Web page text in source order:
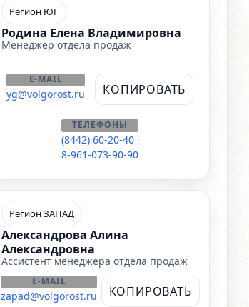
Регион ЮГ
Родина Елена Владимировна
Менеджер отдела продаж
E-MAIL
yg@volgorost.ru КОПИРОВАТЬ
ТЕЛЕФОНЫ
(8442) 60-20-40
8-961-073-90-90
Регион ЗАПАД
Александрова Алина
Александровна
Ассистент менеджера отдела продаж
E-MAIL
zapad@volgorost.ru КОПИРОВАТЬ